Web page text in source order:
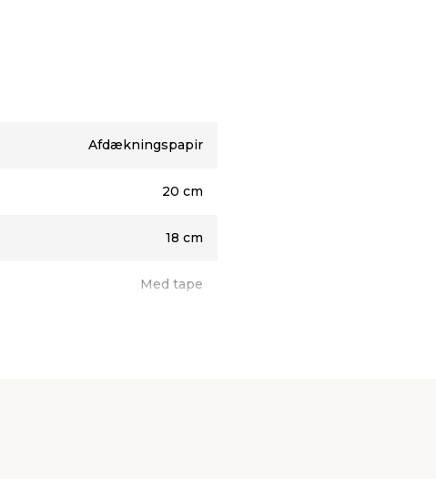
Afdækningspapir
20 cm
18 cm
Med tape